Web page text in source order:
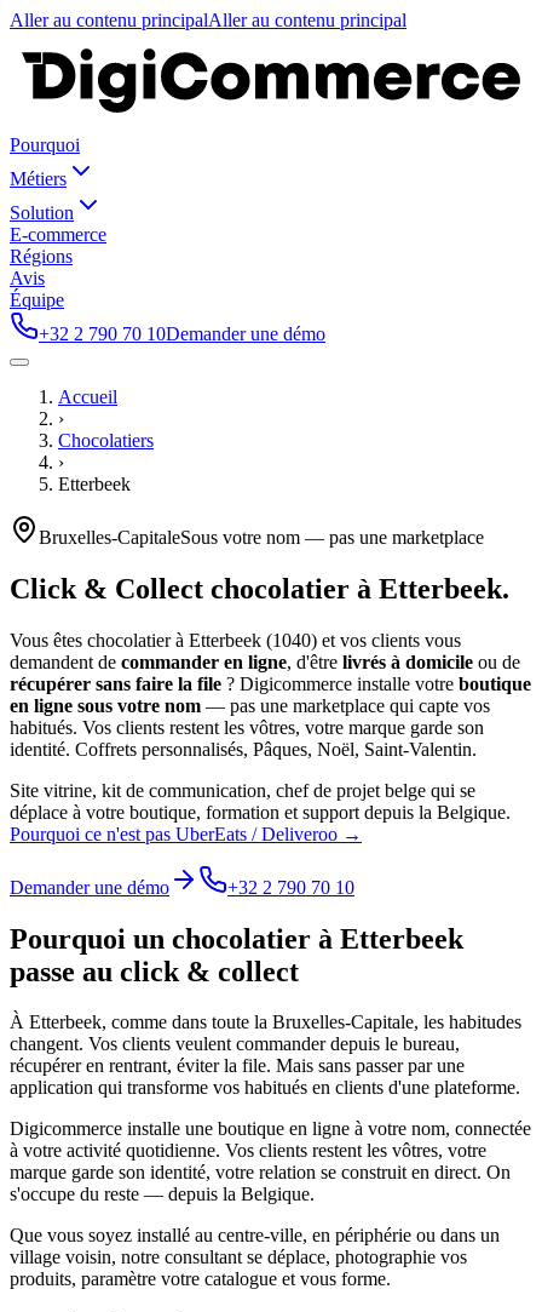
Aller au contenu principalAller au contenu principal
Pourquoi
Métiers
Solution
E-commerce
Régions
Avis
Équipe
+32 2 790 70 10Demander une démo
Accueil
›
Chocolatiers
›
Etterbeek
Bruxelles-CapitaleSous votre nom — pas une marketplace
Click & Collect chocolatier à Etterbeek.
Vous êtes chocolatierà Etterbeek (1040) et vos clients vous
demandent de commander en ligne, d'être livrés à domicile ou de
récupérer sans faire la file ? Digicommerce installe votre boutique
en ligne sous votre nom — pas une marketplace qui capte vos
habitués. Vos clients restent les vôtres, votre marque garde son
identité. Coffrets personnalisés, Pâques, Noël, Saint-Valentin.
Site vitrine, kit de communication, chef de projet belge qui se
déplace à votre boutique, formation et support depuis la Belgique.
Pourquoi ce n'est pas UberEats / Deliveroo →
Demander une démo +32 2 790 70 10
Pourquoi un chocolatier à Etterbeek
passe au click & collect
À Etterbeek, comme dans toute la Bruxelles-Capitale, les habitudes
changent. Vos clients veulent commander depuis le bureau,
récupérer en rentrant, éviter la file. Mais sans passer par une
application qui transforme vos habitués en clients d'une plateforme.
Digicommerce installe une boutique en ligne à votre nom, connectée
à votre activité quotidienne. Vos clients restent les vôtres, votre
marque garde son identité, votre relation se construit en direct. On
s'occupe du reste — depuis la Belgique.
Que vous soyez installé au centre-ville, en périphérie ou dans un
village voisin, notre consultant se déplace, photographie vos
produits, paramètre votre catalogue et vous forme.